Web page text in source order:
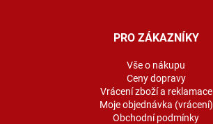
PRO ZÁKAZNÍKY
Vše o nákupu
Ceny dopravy
Vrácení zboží a reklamace
Moje objednávka (vrácení)
Obchodní podmínky